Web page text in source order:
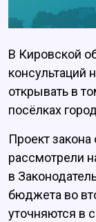
В Кировской
консультаций
открывать в
посёлках
Проект
рассмотрели
в
бюджета во
уточняются в